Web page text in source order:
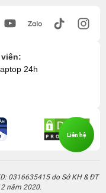
24h
0316635415 do Sở KH & ĐT
năm 2020.
Liên hệ